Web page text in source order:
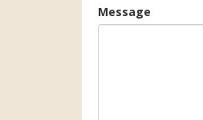
Message